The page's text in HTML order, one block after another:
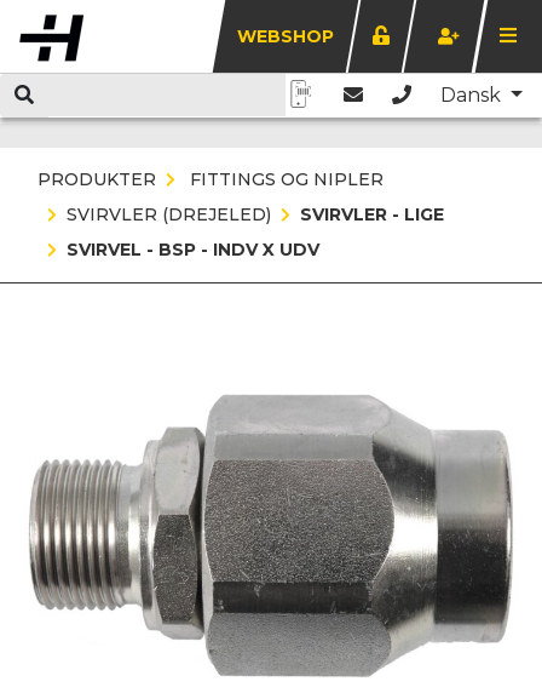
WEBSHOP
Dansk
PRODUKTER
FITTINGS OG NIPLER
SVIRVLER (DREJELED)
SVIRVLER - LIGE
SVIRVEL - BSP - INDV X UDV